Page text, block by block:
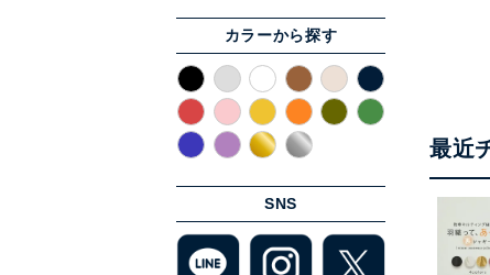
カラーから探す
SNS
最近